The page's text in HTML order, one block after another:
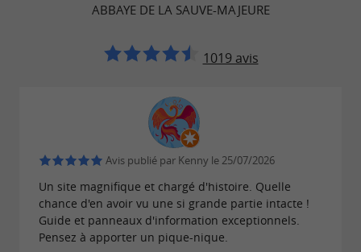
Visite libre avec document de visite
français, anglais, allemand, italien,
français, anglais, allemand
Visite commentée
français
ABBAYE DE LA SAUVE-MAJEURE
1019 avis
Avis publié par Kenny le 25/07/2026
Un site magnifique et chargé d'histoire. Quelle
chance d'en avoir vu une si grande partie intacte !
Guide et panneaux d'information exceptionnels.
Pensez à apporter un pique-nique.